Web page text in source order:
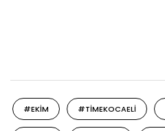
#EKIM #TIMEKOCAELI